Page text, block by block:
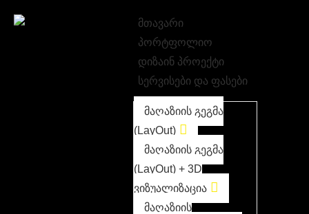
მთავარი
პორტფოლიო
დიზაინ პროექტი
სერვისები და ფასები
მაღაზიის გეგმა
(LayOut)
მაღაზიის გეგმა
(LayOut) + 3D
ვიზუალიზაცია
მაღაზიის